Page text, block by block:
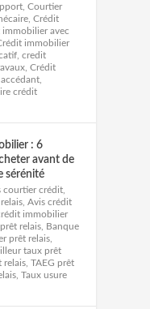
,Courtier
,Crédit
immobilier avec
immobilier
,credit
,Crédit
crédit
: 6
avant de
sérénité
courtier crédit
,Avis crédit
immobilier
relais Banque
prêt relais
taux prêt
relais ,TAEG prêt
,Taux usure